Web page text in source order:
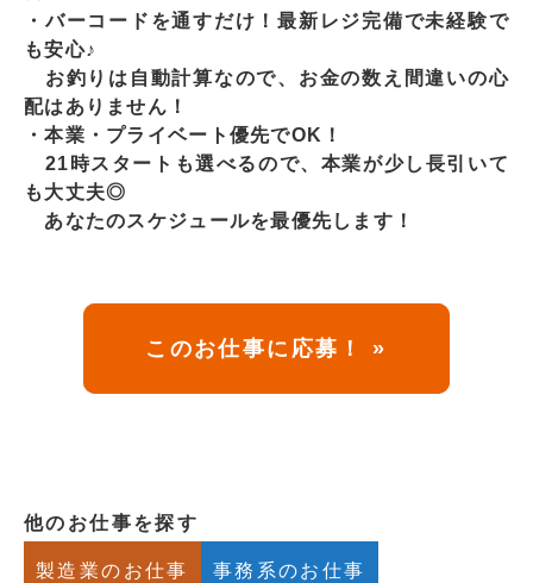
・バーコードを通すだけ！最新レジ完備で未経験で
も安心♪
お釣りは自動計算なので、お金の数え間違いの心
配はありません！
・本業・プライベート優先でOK！
21時スタートも選べるので、本業が少し長引いて
も大丈夫◎
あなたのスケジュールを最優先します！
このお仕事に応募！ »
他のお仕事を探す
製造業のお仕事 事務系のお仕事